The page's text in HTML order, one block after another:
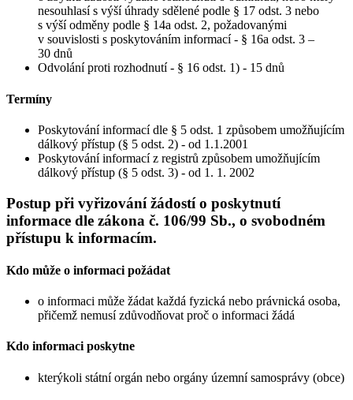
nesouhlasí s výší úhrady sdělené podle § 17 odst. 3 nebo
s výší odměny podle § 14a odst. 2, požadovanými
v souvislosti s poskytováním informací - § 16a odst. 3 –
30 dnů
Odvolání proti rozhodnutí - § 16 odst. 1) - 15 dnů
Termíny
Poskytování informací dle § 5 odst. 1 způsobem umožňujícím
dálkový přístup (§ 5 odst. 2) - od 1.1.2001
Poskytování informací z registrů způsobem umožňujícím
dálkový přístup (§ 5 odst. 3) - od 1. 1. 2002
Postup při vyřizování žádostí o poskytnutí
informace dle zákona č. 106/99 Sb., o svobodném
přístupu k informacím.
Kdo může o informaci požádat
o informaci může žádat každá fyzická nebo právnická osoba,
přičemž nemusí zdůvodňovat proč o informaci žádá
Kdo informaci poskytne
kterýkoli státní orgán nebo orgány územní samosprávy (obce)